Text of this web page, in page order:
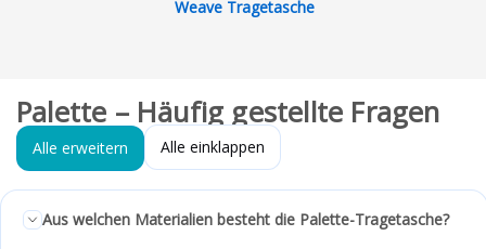
Weave Tragetasche
Palette – Häufig gestellte Fragen
Alle erweitern Alle einklappen
Aus welchen Materialien besteht die Palette-Tragetasche?